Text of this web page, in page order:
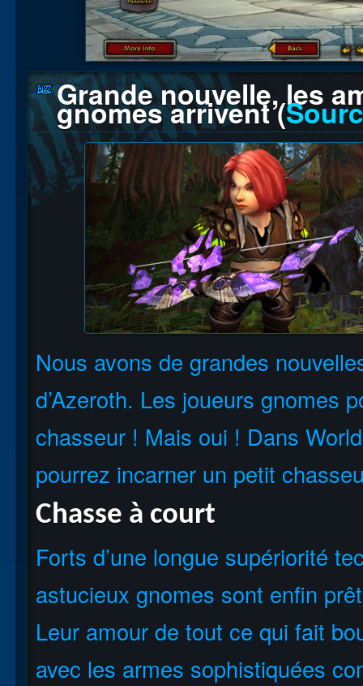
Grande nouvelle, les
gnomes arrivent (
Nous avons de grandes
d’Azeroth. Les joueurs gnomes
chasseur ! Mais oui ! Dans
pourrez incarner un petit
Chasse à court
Forts d’une longue supériorité
astucieux gnomes sont enfin
Leur amour de tout ce qui fait
avec les armes sophistiquées